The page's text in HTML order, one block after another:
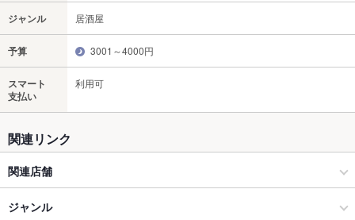
ジャンル 居酒屋
予算 3001～4000円
スマート
支払い
利用可
関連リンク
関連店舗
海鮮と産地鶏の炭火焼 うお鶏
ジャンル